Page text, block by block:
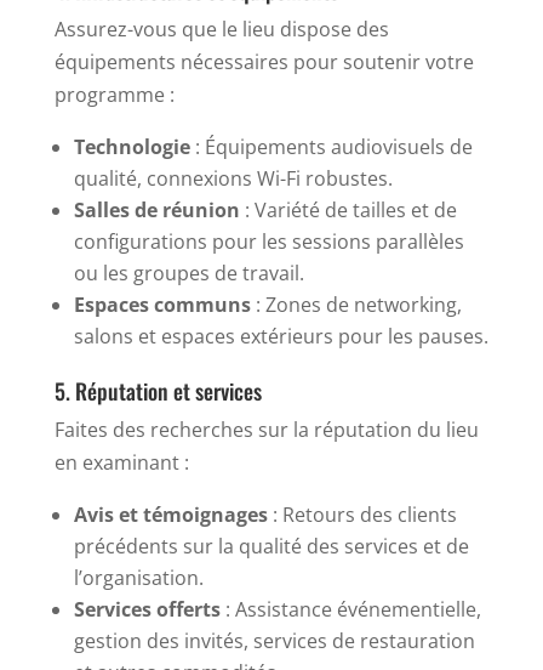
Assurez-vous que le lieu dispose des
équipements nécessaires pour soutenir votre
programme :
Technologie: Équipements audiovisuels de
qualité, connexions Wi-Fi robustes.
Salles de réunion : Variété de tailles et de
configurations pour les sessions parallèles
ou les groupes de travail.
Espaces communs: Zones de networking,
salons et espaces extérieurs pour les pauses.
5. Réputation et services
Faites des recherches sur la réputation du lieu
en examinant :
Avis et témoignages: Retours des clients
précédents sur la qualité des services et de
l’organisation.
Services offerts: Assistance événementielle,
gestion des invités, services de restauration